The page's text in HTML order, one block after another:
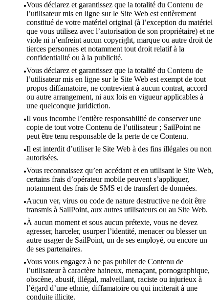
Vous déclarez et garantissez que la totalité du Contenu de
l’utilisateur mis en ligne sur le Site Web est entièrement
constitué de votre matériel original (à l’exception du matériel
que vous utilisez avec l’autorisation de son propriétaire) et ne
viole ni n’enfreint aucun copyright, marque ou autre droit de
tierces personnes et notamment tout droit relatif à la
confidentialité ou à la publicité.
Vous déclarez et garantissez que la totalité du Contenu de
l’utilisateur mis en ligne sur le Site Web est exempt de tout
propos diffamatoire, ne contrevient à aucun contrat, accord
ou autre arrangement, ni aux lois en vigueur applicables à
une quelconque juridiction.
Il vous incombe l’entière responsabilité de conserver une
copie de tout votre Contenu de l’utilisateur ; SailPoint ne
peut être tenu responsable de la perte de ce Contenu.
Il est interdit d’utiliser le Site Web à des fins illégales ou non
autorisées.
Vous reconnaissez qu’en accédant et en utilisant le Site Web,
certains frais d’opérateur mobile peuvent s’appliquer,
notamment des frais de SMS et de transfert de données.
Aucun ver, virus ou code de nature destructive ne doit être
transmis à SailPoint, aux autres utilisateurs ou au Site Web.
À aucun moment et sous aucun prétexte, vous ne devez
agresser, harceler, usurper l’identité, menacer ou blesser un
autre usager de SailPoint, un de ses employé, ou encore un
de ses partenaires.
Vous vous engagez à ne pas publier de Contenu de
l’utilisateur à caractère haineux, menaçant, pornographique,
obscène, abusif, illégal, malveillant, raciste ou injurieux à
l’égard d’une ethnie, diffamatoire ou qui inciterait à une
conduite illicite.